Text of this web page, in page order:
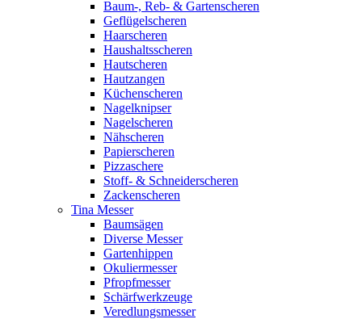
Baum-, Reb- & Gartenscheren
Geflügelscheren
Haarscheren
Haushaltsscheren
Hautscheren
Hautzangen
Küchenscheren
Nagelknipser
Nagelscheren
Nähscheren
Papierscheren
Pizzaschere
Stoff- & Schneiderscheren
Zackenscheren
Tina Messer
Baumsägen
Diverse Messer
Gartenhippen
Okuliermesser
Pfropfmesser
Schärfwerkzeuge
Veredlungsmesser